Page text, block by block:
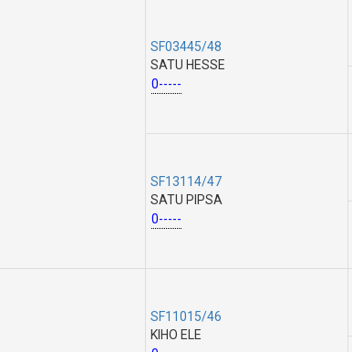
SF03445/48
SATU HESSE
0-----
SF13114/47
SATU PIPSA
0-----
SF11015/46
KIHO ELE